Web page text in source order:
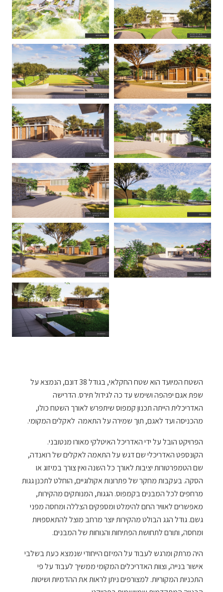
השטח המיועד הוא שטח החקלאי, בגודל 38 דונם, הנמצא על
שפת אגם יפהפה ושימש עד כה לגידול תירס. הדרישה
האדריכלית הייתה תכנון קמפוס שיתפרש לאורך השטח כולו,
מהכניסה ועד לאגם, תוך שמירה על התאמה לאקלים המקומי.
הפרויקט הובל על ידי האדריכל האיטלקי מאורו מנטובני.
הקונספט האדריכלי שם דגש על התאמה לאקלים של רואנדה,
שם הטמפרטורות יציבות לאורך כל השנה ואין צורך במיזוג או
הסקה. בעקבות מחקר של פתרונות אקולוגיים, הוחלט לתכנן גגות
מרחפים לכל המבנים בקמפוס. הגגות, המנותקים מהקירות,
מאפשרים לאוויר החם להימלט ומספקים הצללה ומחסה מפני
גשם. גודל הגג הבולט מהקירות יוצר מרחב מוצל להתאספויות
ומחסה, ותורם לתחושת הפתיחות והנוחות של המבנים.
היה מרתק ומרגש לעבוד על המיזם הייחודי שנמצא כעת בשלבי
אישור בנייה, וצוות האדריכלים המקומי ממשיך לעבוד על פי
התכניות המקוריות. למצורפים ניתן לראות את ההדמיות ושיטות